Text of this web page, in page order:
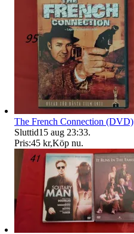
The French Connection (DVD)
Sluttid15 aug 23:33.
Pris:45 kr,Köp nu.